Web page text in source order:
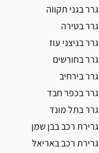
גרר בגני תקווה
גרר בטירה
גרר בניצני עוז
גרר בחורשים
גרר בירחיב
גרר בכפר חבד
גרר בתל מונד
גרירת רכב בבן שמן
גרירת רכב באריאל